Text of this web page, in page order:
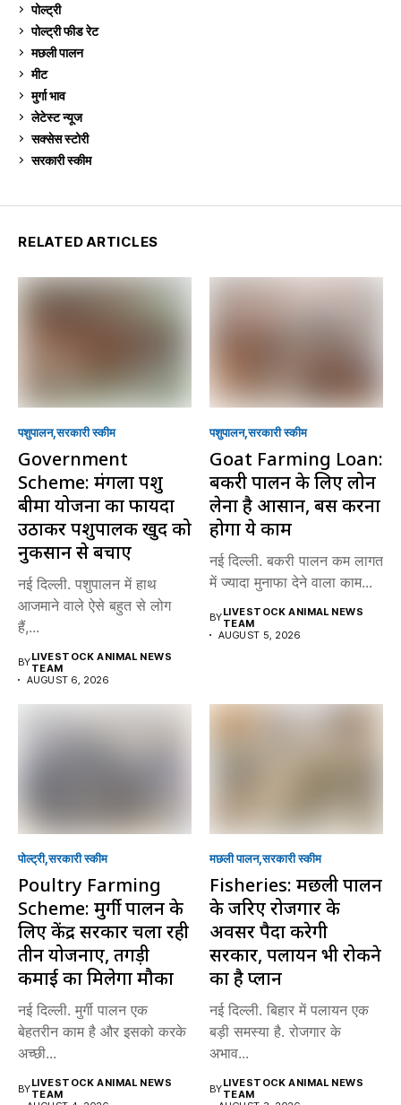
पोल्ट्री
पोल्ट्री फीड रेट
मछली पालन
मीट
मुर्गा भाव
लेटेस्ट न्यूज
सक्सेस स्टो‍री
सरकारी स्की‍म
RELATED ARTICLES
पशुपालन सरकारी स्की‍म
Government
Scheme: मंगला पशु
बीमा योजना का फायदा
उठाकर पशुपालक खुद को
नुकसान से बचाएं
नई दिल्ली. पशुपालन में हाथ
आजमाने वाले ऐसे बहुत से लोग
हैं,...
BYLIVESTOCK ANIMAL NEWS
TEAM
AUGUST 6, 2026
पशुपालन सरकारी स्की‍म
Goat Farming Loan:
बकरी पालन के लिए लोन
लेना है आसान, बस करना
होगा ये काम
नई दिल्ली. बकरी पालन कम लागत
में ज्यादा मुनाफा देने वाला काम...
BYLIVESTOCK ANIMAL NEWS
TEAM
AUGUST 5, 2026
पोल्ट्री सरकारी स्की‍म
Poultry Farming
Scheme: मुर्गी पालन के
लिए केंद्र सरकार चला रही
तीन योजनाएं, तगड़ी
कमाई का मिलेगा मौका
नई दिल्ली. मुर्गी पालन एक
बेहतरीन काम है और इसको करके
अच्छी...
BYLIVESTOCK ANIMAL NEWS
TEAM
मछली पालन सरकारी स्की‍म
Fisheries: मछली पालन
के जरिए रोजगार के
अवसर पैदा करेगी
सरकार, पलायन भी रोकने
का है प्लान
नई दिल्ली. बिहार में पलायन एक
बड़ी समस्या है. रोजगार के
अभाव...
BYLIVESTOCK ANIMAL NEWS
TEAM